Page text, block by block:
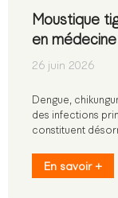
Moustique
en
26 juin 2026
Dengue,
des infections
constituent
En savoir +